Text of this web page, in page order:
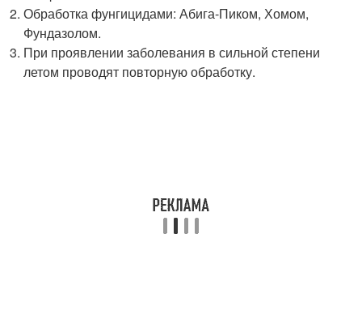
Обработка фунгицидами: Абига-Пиком, Хомом,
Фундазолом.
При проявлении заболевания в сильной степени
летом проводят повторную обработку.